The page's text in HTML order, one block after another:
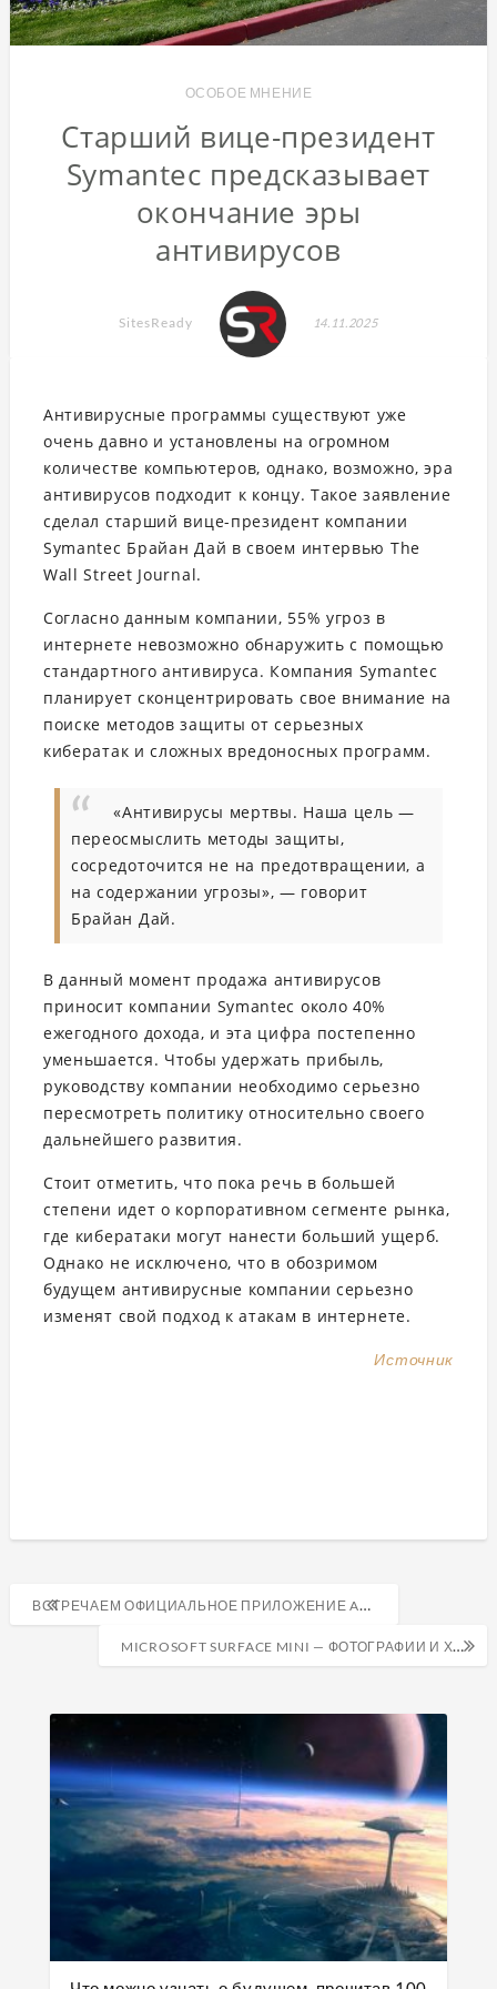
ОСОБОЕ МНЕНИЕ
Старший вице-президент
Symantec предсказывает
окончание эры
антивирусов
SitesReady 14.11.2025
Антивирусные программы существуют уже
очень давно и установлены на огромном
количестве компьютеров, однако, возможно, эра
антивирусов подходит к концу. Такое заявление
сделал старший вице-президент компании
Symantec Брайан Дай в своем интервью The
Wall Street Journal.
Согласно данным компании, 55% угроз в
интернете невозможно обнаружить с помощью
стандартного антивируса. Компания Symantec
планирует сконцентрировать свое внимание на
поиске методов защиты от серьезных
кибератак и сложных вредоносных программ.
«Антивирусы мертвы. Наша цель —
переосмыслить методы защиты,
сосредоточится не на предотвращении, а
на содержании угрозы», — говорит
Брайан Дай.
В данный момент продажа антивирусов
приносит компании Symantec около 40%
ежегодного дохода, и эта цифра постепенно
уменьшается. Чтобы удержать прибыль,
руководству компании необходимо серьезно
пересмотреть политику относительно своего
дальнейшего развития.
Стоит отметить, что пока речь в большей
степени идет о корпоративном сегменте рынка,
где кибератаки могут нанести больший ущерб.
Однако не исключено, что в обозримом
будущем антивирусные компании серьезно
изменят свой подход к атакам в интернете.
Источник
Навигация
по
записям
ВСТРЕЧАЕМ ОФИЦИАЛЬНОЕ ПРИЛОЖЕНИЕ ANDROIDINSIDER.RU!
MICROSOFT SURFACE MINI — ФОТОГРАФИИ И ХАРАКТЕРИСТИКИ